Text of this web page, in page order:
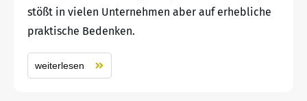
stößt in vielen Unternehmen aber auf erhebliche
praktische Bedenken.
weiterlesen